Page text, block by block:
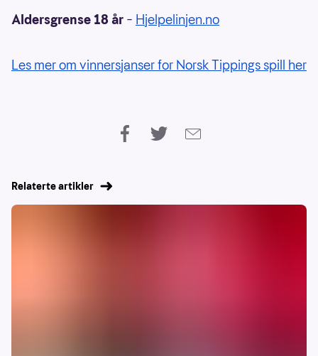
Aldersgrense 18 år – Hjelpelinjen.no
Les mer om vinnersjanser for Norsk Tippings spill her
Relaterte artikler